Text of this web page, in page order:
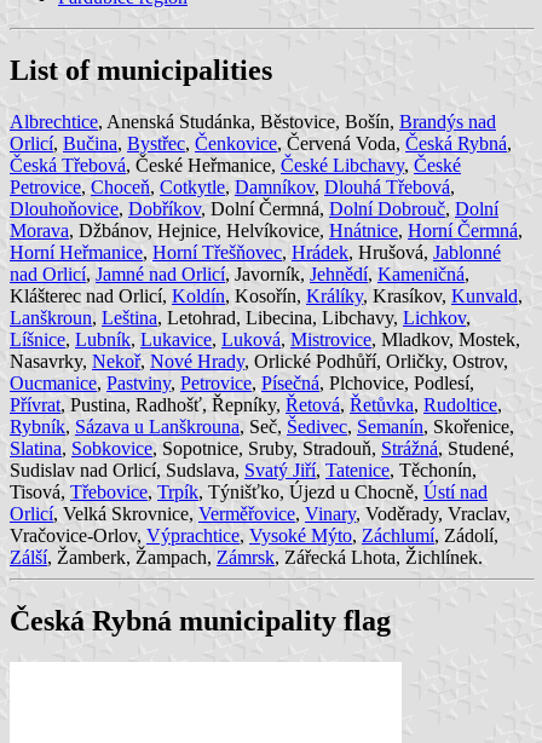
List of municipalities
Albrechtice, Anenská Studánka, Běstovice, Bošín, Brandýs nad
Orlicí, Bučina, Bystřec, Čenkovice, Červená Voda, Česká Rybná,
Česká Třebová, České Heřmanice, České Libchavy, České
Petrovice, Choceň, Cotkytle, Damníkov, Dlouhá Třebová,
Dlouhoňovice, Dobříkov, Dolní Čermná, Dolní Dobrouč, Dolní
Morava, Džbánov, Hejnice, Helvíkovice, Hnátnice, Horní Čermná,
Horní Heřmanice, Horní Třešňovec, Hrádek, Hrušová, Jablonné
nad Orlicí, Jamné nad Orlicí, Javorník, Jehnědí, Kameničná,
Klášterec nad Orlicí, Koldín, Kosořín, Králíky, Krasíkov, Kunvald,
Lanškroun, Leština, Letohrad, Libecina, Libchavy, Lichkov,
Líšnice, Lubník, Lukavice, Luková, Mistrovice, Mladkov, Mostek,
Nasavrky, Nekoř, Nové Hrady, Orlické Podhůří, Orličky, Ostrov,
Oucmanice, Pastviny, Petrovice, Písečná, Plchovice, Podlesí,
Přívrat, Pustina, Radhošť, Řepníky, Řetová, Řetůvka, Rudoltice,
Rybník, Sázava u Lanškrouna, Seč, Šedivec, Semanín, Skořenice,
Slatina, Sobkovice, Sopotnice, Sruby, Stradouň, Strážná, Studené,
Sudislav nad Orlicí, Sudslava, Svatý Jiří, Tatenice, Těchonín,
Tisová, Třebovice, Trpík, Týnišťko, Újezd u Chocně, Ústí nad
Orlicí, Velká Skrovnice, Verměřovice, Vinary, Voděrady, Vraclav,
Vračovice-Orlov, Výprachtice, Vysoké Mýto, Záchlumí, Zádolí,
Zálší, Žamberk, Žampach, Zámrsk, Zářecká Lhota, Žichlínek.
Česká Rybná municipality flag